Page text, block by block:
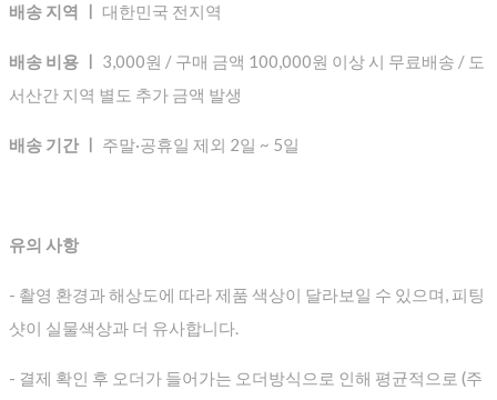
배송 지역 ㅣ 대한민국 전지역
배송 비용 ㅣ 3,000원 / 구매 금액 100,000원 이상 시 무료배송 / 도
서산간 지역 별도 추가 금액 발생
배송 기간 ㅣ 주말·공휴일 제외 2일 ~ 5일
유의 사항
- 촬영 환경과 해상도에 따라 제품 색상이 달라보일 수 있으며, 피팅
샷이 실물색상과 더 유사합니다.
- 결제 확인 후 오더가 들어가는 오더방식으로 인해 평균적으로 (주